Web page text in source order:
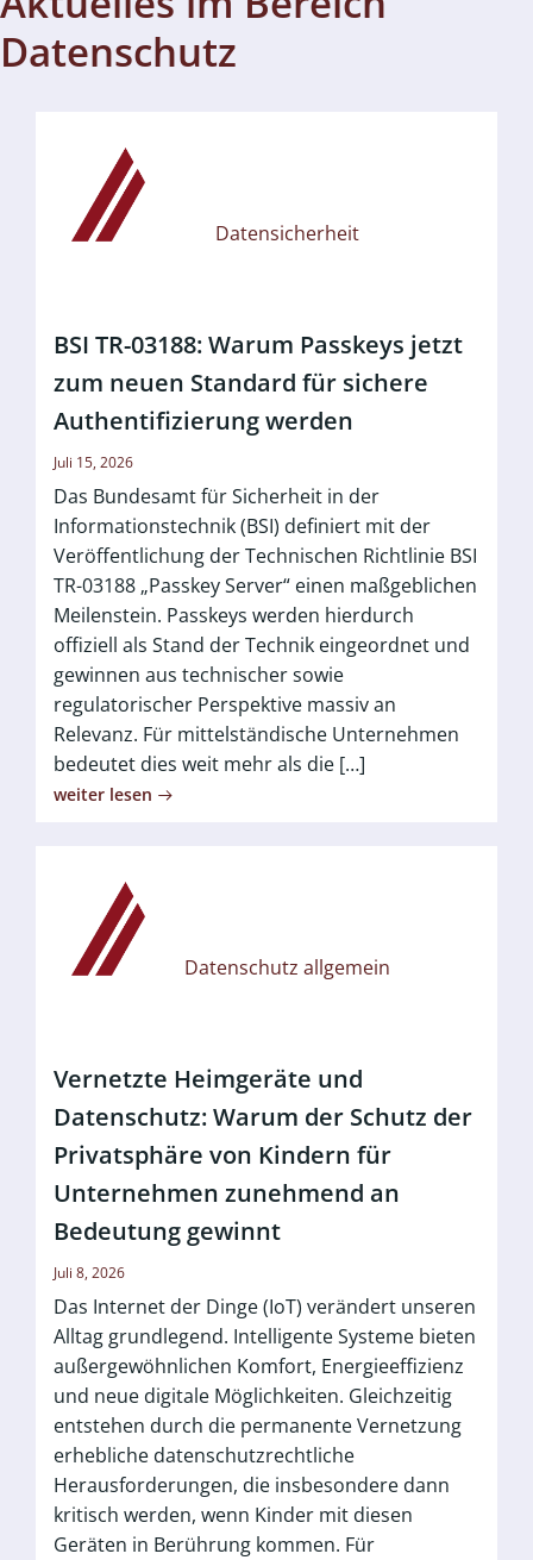
Datenschutz
Datensicherheit
BSI TR-03188: Warum Passkeys jetzt
zum neuen Standard für sichere
Authentifizierung werden
Juli 15, 2026
Das Bundesamt für Sicherheit in der
Informationstechnik (BSI) definiert mit der
Veröffentlichung der Technischen Richtlinie BSI
TR-03188 „Passkey Server“ einen maßgeblichen
Meilenstein. Passkeys werden hierdurch
offiziell als Stand der Technik eingeordnet und
gewinnen aus technischer sowie
regulatorischer Perspektive massiv an
Relevanz. Für mittelständische Unternehmen
bedeutet dies weit mehr als die […]
weiter lesen
Datenschutz allgemein
Vernetzte Heimgeräte und
Datenschutz: Warum der Schutz der
Privatsphäre von Kindern für
Unternehmen zunehmend an
Bedeutung gewinnt
Juli 8, 2026
Das Internet der Dinge (IoT) verändert unseren
Alltag grundlegend. Intelligente Systeme bieten
außergewöhnlichen Komfort, Energieeffizienz
und neue digitale Möglichkeiten. Gleichzeitig
entstehen durch die permanente Vernetzung
erhebliche datenschutzrechtliche
Herausforderungen, die insbesondere dann
kritisch werden, wenn Kinder mit diesen
Geräten in Berührung kommen. Für